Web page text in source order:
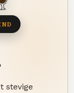
stevige